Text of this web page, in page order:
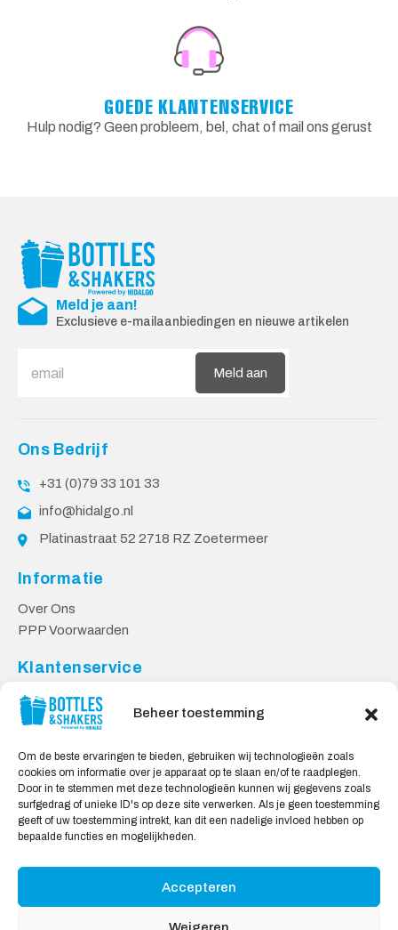
Beheer toestemming
Om de beste ervaringen te bieden, gebruiken wij technologieën zoals
cookies om informatie over je apparaat op te slaan en/of te raadplegen.
Door in te stemmen met deze technologieën kunnen wij gegevens zoals
surfgedrag of unieke ID's op deze site verwerken. Als je geen toestemming
geeft of uw toestemming intrekt, kan dit een nadelige invloed hebben op
bepaalde functies en mogelijkheden.
Accepteren
Weigeren
GOEDE KLANTENSERVICE
Hulp nodig? Geen probleem, bel, chat of mail ons gerust
Meld je aan!
Exclusieve e-mailaanbiedingen en nieuwe artikelen
Meld aan
Ons Bedrijf
+31 (0)79 33 101 33
info@hidalgo.nl
Platinastraat 52 2718 RZ Zoetermeer
Informatie
Over Ons
PPP Voorwaarden
Klantenservice
Contact
Levering & Retourneren
Veilig Shoppen
My account
Winkelwagen